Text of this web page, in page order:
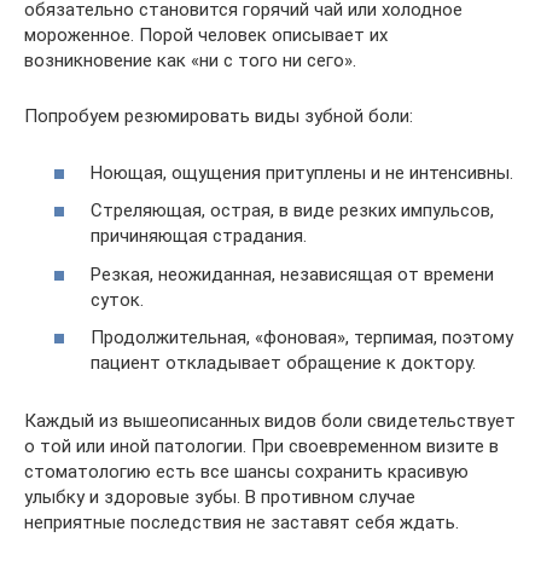
обязательно становится горячий чай или холодное
мороженное. Порой человек описывает их
возникновение как «ни с того ни сего».
Попробуем резюмировать виды зубной боли:
Ноющая, ощущения притуплены и не интенсивны.
Стреляющая, острая, в виде резких импульсов,
причиняющая страдания.
Резкая, неожиданная, независящая от времени
суток.
Продолжительная, «фоновая», терпимая, поэтому
пациент откладывает обращение к доктору.
Каждый из вышеописанных видов боли свидетельствует
о той или иной патологии. При своевременном визите в
стоматологию есть все шансы сохранить красивую
улыбку и здоровые зубы. В противном случае
неприятные последствия не заставят себя ждать.